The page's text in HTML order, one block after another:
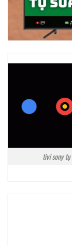
tivi sony